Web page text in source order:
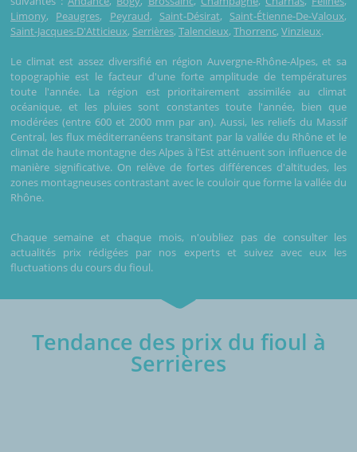
Limony, Peaugres, Peyraud, Saint-Désirat, Saint-Étienne-De-Valoux,
Saint-Jacques-D'Atticieux, Serrières, Talencieux, Thorrenc, Vinzieux.
Le climat est assez diversifié en région Auvergne-Rhône-Alpes, et sa
topographie est le facteur d'une forte amplitude de températures
toute l'année. La région est prioritairement assimilée au climat
océanique, et les pluies sont constantes toute l'année, bien que
modérées (entre 600 et 2000 mm par an). Aussi, les reliefs du Massif
Central, les flux méditerranéens transitant par la vallée du Rhône et le
climat de haute montagne des Alpes à l'Est atténuent son influence de
manière significative. On relève de fortes différences d'altitudes, les
zones montagneuses contrastant avec le couloir que forme la vallée du
Rhône.
Chaque semaine et chaque mois, n'oubliez pas de consulter les
actualités prix rédigées par nos experts et suivez avec eux les
fluctuations du cours du fioul.
Tendance des prix du fioul à
Serrières